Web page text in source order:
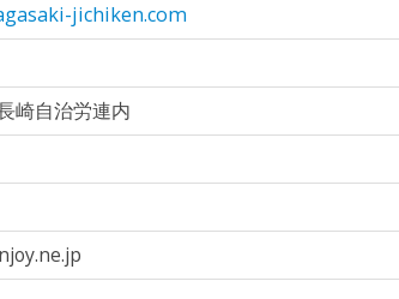
jichiken.com
崎自治労連内